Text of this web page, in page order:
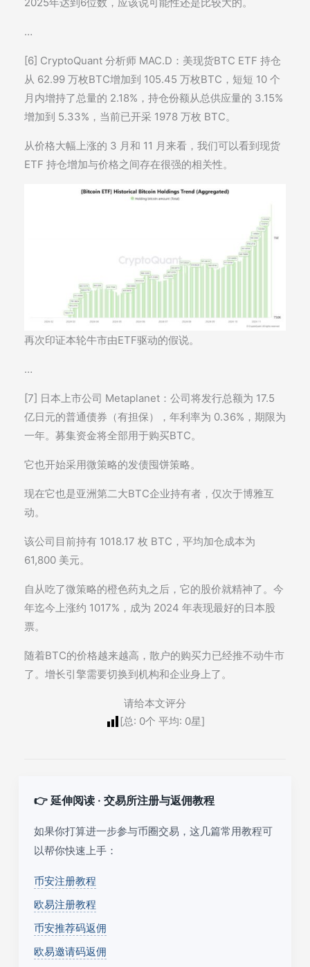
…
[6] CryptoQuant 分析师 MAC.D：美现货BTC ETF 持仓
从 62.99 万枚BTC增加到 105.45 万枚BTC，短短 10 个
月内增持了总量的 2.18%，持仓份额从总供应量的 3.15%
增加到 5.33%，当前已开采 1978 万枚 BTC。
从价格大幅上涨的 3 月和 11 月来看，我们可以看到现货
ETF 持仓增加与价格之间存在很强的相关性。
再次印证本轮牛市由ETF驱动的假说。
…
[7] 日本上市公司 Metaplanet：公司将发行总额为 17.5
亿日元的普通债券（有担保），年利率为 0.36%，期限为
一年。募集资金将全部用于购买BTC。
它也开始采用微策略的发债囤饼策略。
现在它也是亚洲第二大BTC企业持有者，仅次于博雅互
动。
该公司目前持有 1018.17 枚 BTC，平均加仓成本为
61,800 美元。
自从吃了微策略的橙色药丸之后，它的股价就精神了。今
年迄今上涨约 1017%，成为 2024 年表现最好的日本股
票。
随着BTC的价格越来越高，散户的购买力已经推不动牛市
了。增长引擎需要切换到机构和企业身上了。
请给本文评分
[总: 0个 平均: 0星]
👉 延伸阅读 · 交易所注册与返佣教程
如果你打算进一步参与币圈交易，这几篇常用教程可
以帮你快速上手：
币安注册教程
欧易注册教程
币安推荐码返佣
欧易邀请码返佣